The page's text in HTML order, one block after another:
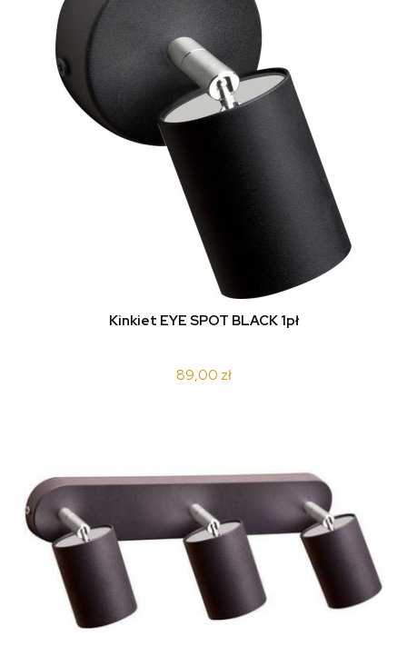
Kinkiet EYE SPOT BLACK 1pł
89,00 zł